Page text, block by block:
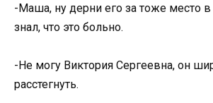
-Маша, ну дерни его за тоже место в
знал, что это больно.
-Не могу Виктория Сергеевна, он
расстегнуть.